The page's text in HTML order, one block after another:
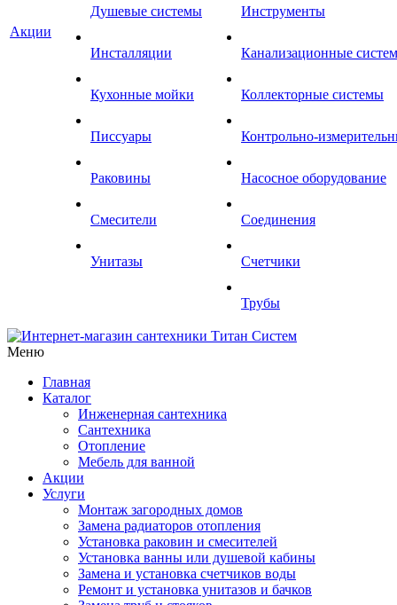
Акции
Душевые системы
Инсталляции
Кухонные мойки
Писсуары
Раковины
Смесители
Унитазы
Инструменты
Канализационные
Коллекторные системы
Контрольно-
Насосное оборудование
Соединения
Счетчики
Трубы
Меню
Главная
Каталог
Инженерная сантехника
Сантехника
Отопление
Мебель для ванной
Акции
Услуги
Монтаж загородных домов
Замена радиаторов отопления
Установка раковин и смесителей
Установка ванны или душевой кабины
Замена и установка счетчиков воды
Ремонт и установка унитазов и бачков